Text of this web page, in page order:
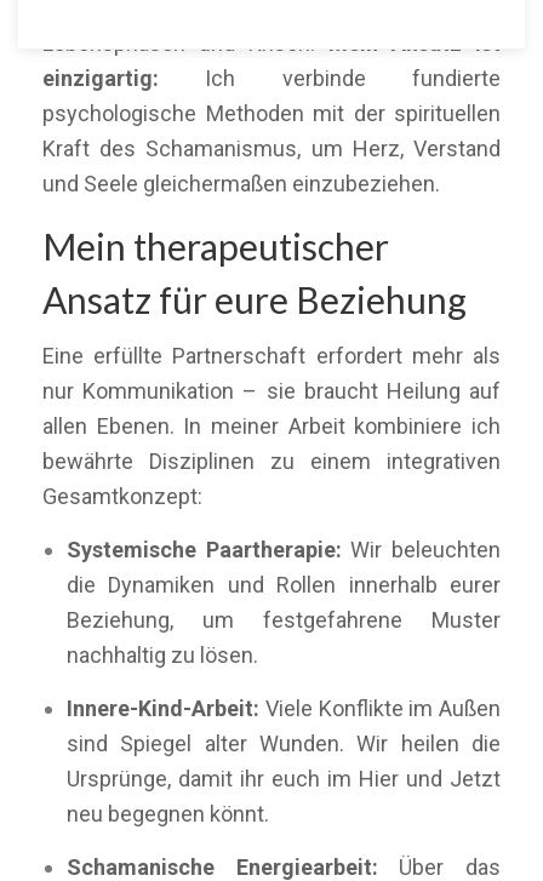
einzigartig: Ich verbinde fundierte
psychologische Methoden mit der spirituellen
Kraft des Schamanismus, um Herz, Verstand
und Seele gleichermaßen einzubeziehen.
Mein therapeutischer
Ansatz für eure Beziehung
Eine erfüllte Partnerschaft erfordert mehr als
nur Kommunikation – sie braucht Heilung auf
allen Ebenen. In meiner Arbeit kombiniere ich
bewährte Disziplinen zu einem integrativen
Gesamtkonzept:
Systemische Paartherapie: Wir beleuchten
die Dynamiken und Rollen innerhalb eurer
Beziehung, um festgefahrene Muster
nachhaltig zu lösen.
Innere-Kind-Arbeit: Viele Konflikte im Außen
sind Spiegel alter Wunden. Wir heilen die
Ursprünge, damit ihr euch im Hier und Jetzt
neu begegnen könnt.
Schamanische Energiearbeit: Über das